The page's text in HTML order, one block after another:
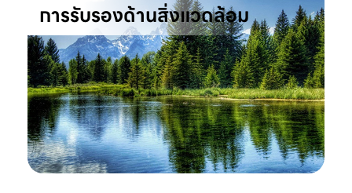
การรับรองด้านสิ่งแวดล้อม